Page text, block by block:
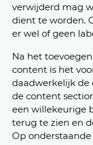
verwijderd mag
dient te worden.
er wel of geen
Na het
content is het
daadwerkelijk de
de content
een willekeurige
terug te zien en
Op